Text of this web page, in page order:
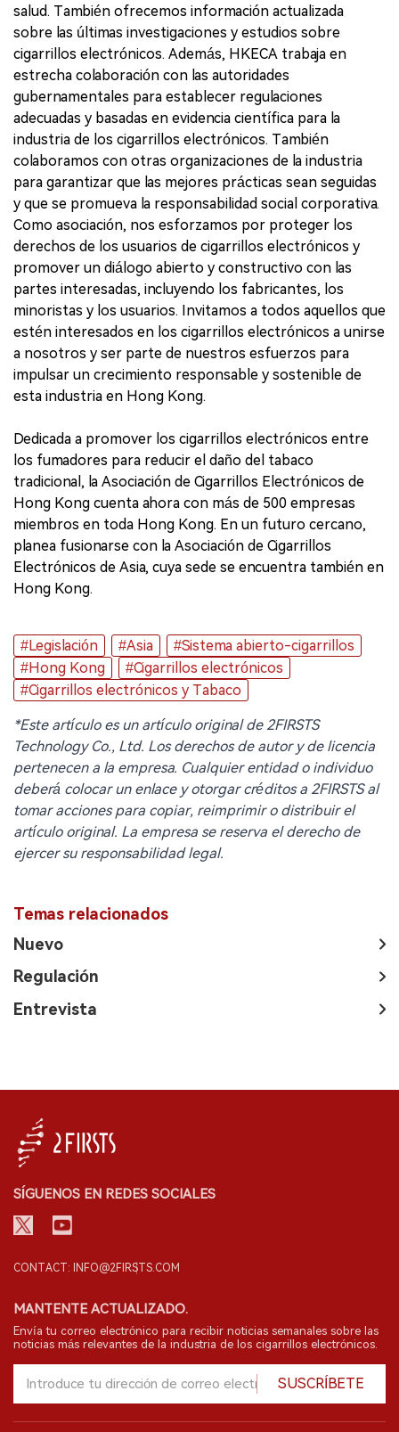
salud. También ofrecemos información actualizada
sobre las últimas investigaciones y estudios sobre
cigarrillos electrónicos. Además, HKECA trabaja en
estrecha colaboración con las autoridades
gubernamentales para establecer regulaciones
adecuadas y basadas en evidencia científica para la
industria de los cigarrillos electrónicos. También
colaboramos con otras organizaciones de la industria
para garantizar que las mejores prácticas sean seguidas
y que se promueva la responsabilidad social corporativa.
Como asociación, nos esforzamos por proteger los
derechos de los usuarios de cigarrillos electrónicos y
promover un diálogo abierto y constructivo con las
partes interesadas, incluyendo los fabricantes, los
minoristas y los usuarios. Invitamos a todos aquellos que
estén interesados en los cigarrillos electrónicos a unirse
a nosotros y ser parte de nuestros esfuerzos para
impulsar un crecimiento responsable y sostenible de
esta industria en Hong Kong.
Dedicada a promover los cigarrillos electrónicos entre
los fumadores para reducir el daño del tabaco
tradicional, la Asociación de Cigarrillos Electrónicos de
Hong Kong cuenta ahora con más de 500 empresas
miembros en toda Hong Kong. En un futuro cercano,
planea fusionarse con la Asociación de Cigarrillos
Electrónicos de Asia, cuya sede se encuentra también en
Hong Kong.
#Legislación #Asia
#Sistema abierto-cigarrillos
#Hong Kong
#Cigarrillos electrónicos
#Cigarrillos electrónicos y Tabaco
*Este artículo es un artículo original de 2FIRSTS
Technology Co., Ltd. Los derechos de autor y de licencia
pertenecen a la empresa. Cualquier entidad o individuo
deberá colocar un enlace y otorgar créditos a 2FIRSTS al
tomar acciones para copiar, reimprimir o distribuir el
artículo original. La empresa se reserva el derecho de
ejercer su responsabilidad legal.
Temas relacionados
Nuevo
Regulación
Entrevista
SÍGUENOS EN REDES SOCIALES
CONTACT: INFO@2FIRSTS.COM
MANTENTE ACTUALIZADO.
Envía tu correo electrónico para recibir noticias semanales sobre las
noticias más relevantes de la industria de los cigarrillos electrónicos.
SUSCRÍBETE